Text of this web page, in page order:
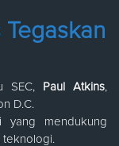
Tegaskan
SEC, Paul Atkins,
D.C.
yang mendukung
teknologi.